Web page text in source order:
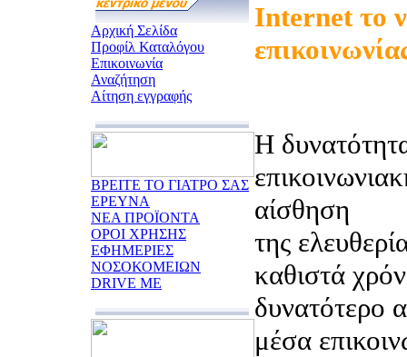
Αρχική Σελίδα
Προφίλ Καταλόγου
Επικοινωνία
Αναζήτηση
Αίτηση εγγραφής
ΒΡΕΙΤΕ ΤΟ ΓΙΑΤΡΟ ΣΑΣ
ΕΡΕΥΝΑ
ΝΕΑ ΠΡΟΪΟΝΤΑ
ΟΡΟΙ ΧΡΗΣΗΣ
ΕΦΗΜΕΡΙΕΣ
ΝΟΣΟΚΟΜΕΙΩΝ
DRIVE ME
Internet το
Η
αίσθηση
της
καθιστά
δυνατότερο
μέσα